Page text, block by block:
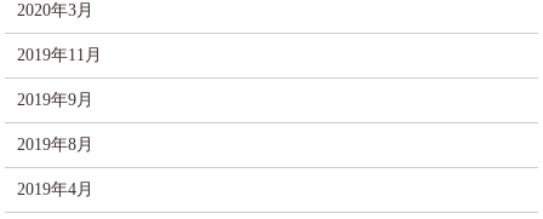
2020年3月
2019年11月
2019年9月
2019年8月
2019年4月